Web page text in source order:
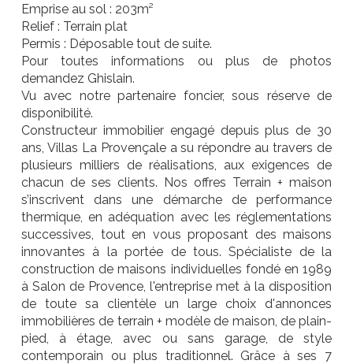
Emprise au sol : 203m²
Relief : Terrain plat
Permis : Déposable tout de suite.
Pour toutes informations ou plus de photos
demandez Ghislain.
Vu avec notre partenaire foncier, sous réserve de
disponibilité.
Constructeur immobilier engagé depuis plus de 30
ans, Villas La Provençale a su répondre au travers de
plusieurs milliers de réalisations, aux exigences de
chacun de ses clients. Nos offres Terrain + maison
s’inscrivent dans une démarche de performance
thermique, en adéquation avec les réglementations
successives, tout en vous proposant des maisons
innovantes à la portée de tous. Spécialiste de la
construction de maisons individuelles fondé en 1989
à Salon de Provence, l'entreprise met à la disposition
de toute sa clientèle un large choix d'annonces
immobilières de terrain + modèle de maison, de plain-
pied, à étage, avec ou sans garage, de style
contemporain ou plus traditionnel. Grâce à ses 7